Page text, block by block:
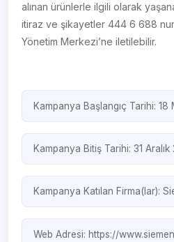
alınan ürünlerle ilgili olarak
itiraz ve şikayetler 444 6 688
Yönetim Merkezi’ne iletilebilir.
Kampanya Başlangıç Tarihi:
Kampanya Bitiş Tarihi: 31
Kampanya Katılan Firma(lar):
Web Adresi:https://